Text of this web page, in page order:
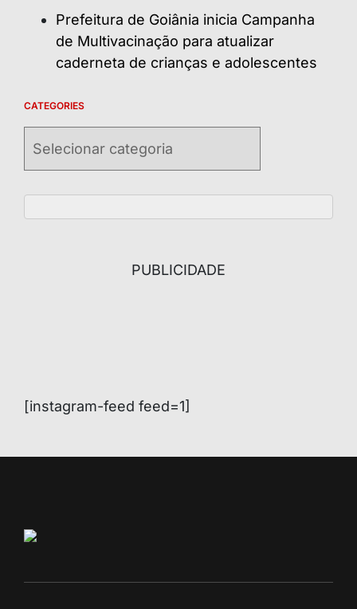
Prefeitura de Goiânia inicia Campanha
de Multivacinação para atualizar
caderneta de crianças e adolescentes
CATEGORIES
PUBLICIDADE
[instagram-feed feed=1]